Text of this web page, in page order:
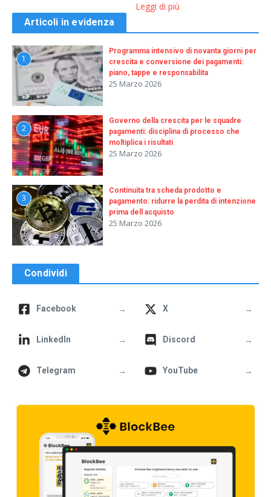
Leggi di più
Articoli in evidenza
1
Programma intensivo di novanta giorni per
crescita e conversione dei pagamenti:
piano, tappe e responsabilita
25 Marzo 2026
2
Governo della crescita per le squadre
pagamenti: disciplina di processo che
moltiplica i risultati
25 Marzo 2026
3
Continuita tra scheda prodotto e
pagamento: ridurre la perdita di intenzione
prima dell acquisto
25 Marzo 2026
Condividi
Facebook → X →
LinkedIn → Discord →
Telegram → YouTube →